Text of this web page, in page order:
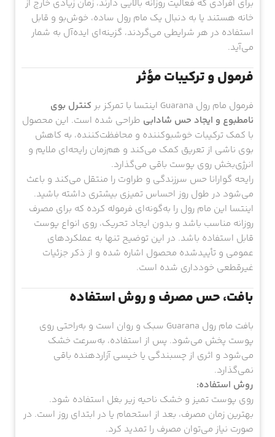
برای افرادی که فعالیت روزانه بالایی دارند، زمان زیادی خارج از
خانه هستند یا به دنبال یک مام رول ساده، خوش‌بو و قابل
استفاده در هر شرایطی می‌گردند، گزینه‌ای ایده‌آل به شمار
می‌آید.
فرمول و ترکیبات مؤثر
فرمول مام رول Guarana اینتسا با تمرکز بر
کنترل بوی
نامطبوع و ایجاد حس شادابی طراحی شده است. این محصول
با کمک ترکیبات خوشبوکننده و محافظت‌کننده، به کاهش
بوی ناشی از تعریق کمک می‌کند و هم‌زمان رایحه‌ای ملایم و
انرژی‌بخش روی پوست باقی می‌گذارد.
رایحه گوارانا حس سرزندگی و طراوت را منتقل می‌کند و باعث
می‌شود در طول روز احساس تمیزی بیشتری داشته باشید.
اینتسا این مام رول را به‌گونه‌ای فرموله کرده که برای مصرف
روزانه مناسب باشد و بدون ایجاد تحریک، روی انواع پوست
قابل استفاده باشد. در این توضیح تنها به عملکردهای
عمومی و تأییدشده محصول اشاره شده و از ذکر جزئیات
غیرقطعی خودداری شده است.
بافت، حس مصرف و روش استفاده
بافت مام رول Guarana سبک و روان است و به‌راحتی روی
پوست پخش می‌شود. پس از استفاده، به‌سرعت خشک
می‌شود و اثری از چسبندگی یا خیسی آزاردهنده باقی
نمی‌گذارد.
روش استفاده:
روی پوست تمیز و خشک ناحیه زیر بغل استفاده شود.
بهترین زمان مصرف، بعد از استحمام یا در ابتدای روز است. در
صورت نیاز می‌توان مصرف را تمدید کرد.